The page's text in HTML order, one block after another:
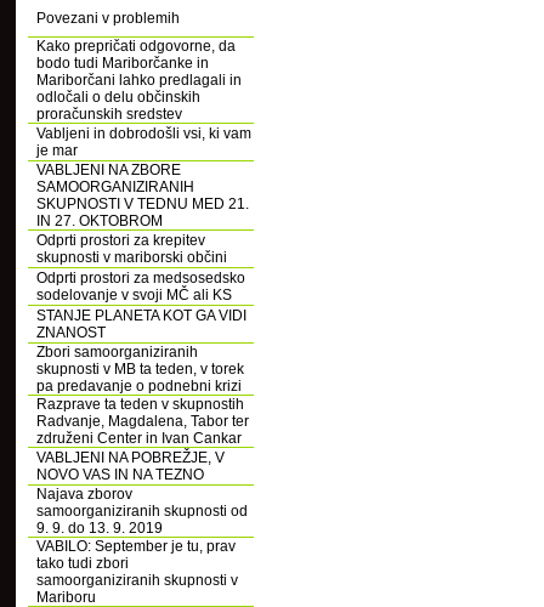
Povezani v problemih
Kako prepričati odgovorne, da
bodo tudi Mariborčanke in
Mariborčani lahko predlagali in
odločali o delu občinskih
proračunskih sredstev
Vabljeni in dobrodošli vsi, ki vam
je mar
VABLJENI NA ZBORE
SAMOORGANIZIRANIH
SKUPNOSTI V TEDNU MED 21.
IN 27. OKTOBROM
Odprti prostori za krepitev
skupnosti v mariborski občini
Odprti prostori za medsosedsko
sodelovanje v svoji MČ ali KS
STANJE PLANETA KOT GA VIDI
ZNANOST
Zbori samoorganiziranih
skupnosti v MB ta teden, v torek
pa predavanje o podnebni krizi
Razprave ta teden v skupnostih
Radvanje, Magdalena, Tabor ter
združeni Center in Ivan Cankar
VABLJENI NA POBREŽJE, V
NOVO VAS IN NA TEZNO
Najava zborov
samoorganiziranih skupnosti od
9. 9. do 13. 9. 2019
VABILO: September je tu, prav
tako tudi zbori
samoorganiziranih skupnosti v
Mariboru